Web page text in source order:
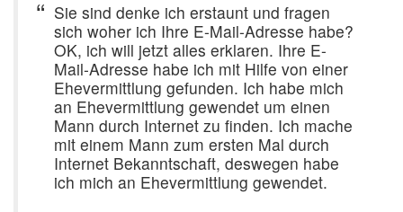
Sie sind denke ich erstaunt und fragen
sich woher ich Ihre E-Mail-Adresse habe?
OK, ich will jetzt alles erklaren. Ihre E-
Mail-Adresse habe ich mit Hilfe von einer
Ehevermittlung gefunden. Ich habe mich
an Ehevermittlung gewendet um einen
Mann durch Internet zu finden. Ich mache
mit einem Mann zum ersten Mal durch
Internet Bekanntschaft, deswegen habe
ich mich an Ehevermittlung gewendet.